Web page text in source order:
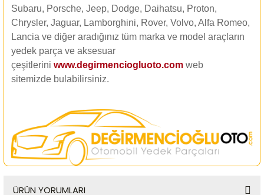
Subaru, Porsche, Jeep, Dodge, Daihatsu, Proton,
Chrysler, Jaguar, Lamborghini, Rover, Volvo, Alfa Romeo,
Lancia ve diğer aradığınız tüm marka ve model araçların
yedek parça ve aksesuar
çeşitlerini www.degirmenciogluoto.com web
sitemizde bulabilirsiniz.
ÜRÜN YORUMLARI